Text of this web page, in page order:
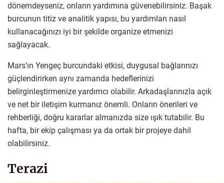
dönemdeyseniz, onların yardımına güvenebilirsiniz. Başak
burcunun titiz ve analitik yapısı, bu yardımları nasıl
kullanacağınızı iyi bir şekilde organize etmenizi
sağlayacak.
Mars’ın Yengeç burcundaki etkisi, duygusal bağlarınızı
güçlendirirken aynı zamanda hedeflerinizi
belirginleştirmenize yardımcı olabilir. Arkadaşlarınızla açık
ve net bir iletişim kurmanız önemli. Onların önerileri ve
rehberliği, doğru kararlar almanızda size ışık tutabilir. Bu
hafta, bir ekip çalışması ya da ortak bir projeye dahil
olabilirsiniz.
Terazi